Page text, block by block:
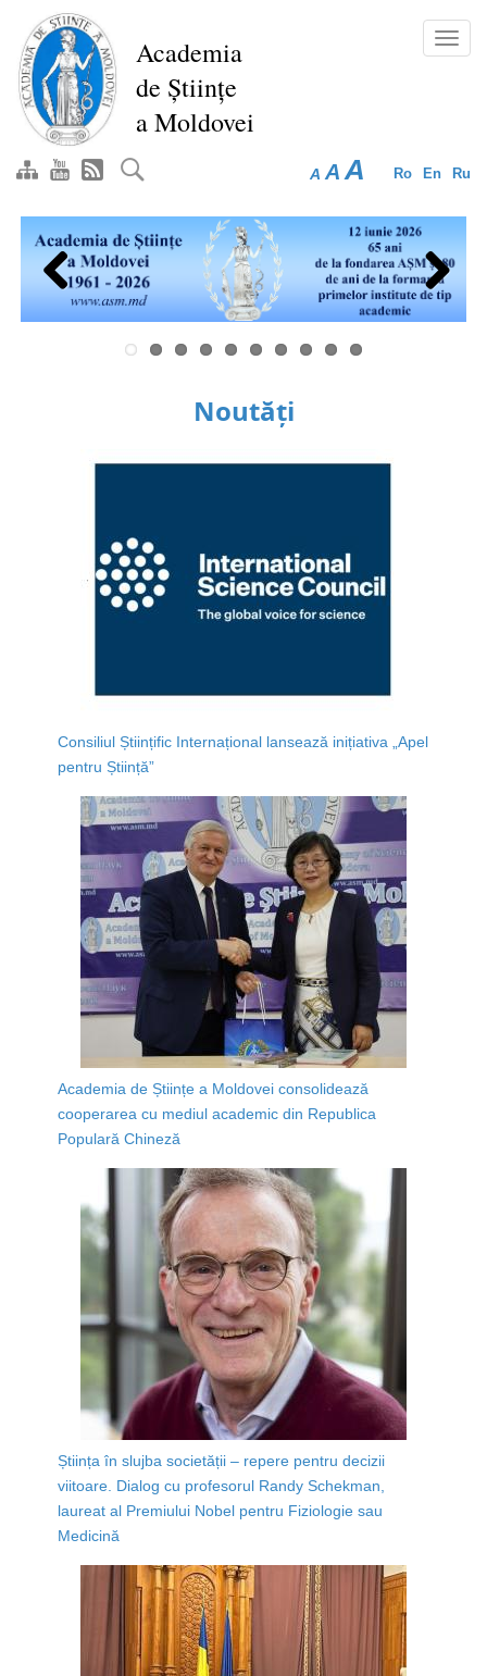
conţinutul
principal
Academia
de Științe
a Moldovei
Ro En Ru
A A A
Previous Next
Noutăți
Consiliul Științific Internațional lansează inițiativa „Apel
pentru Știință”
Academia de Științe a Moldovei consolidează
cooperarea cu mediul academic din Republica
Populară Chineză
Știința în slujba societății – repere pentru decizii
viitoare. Dialog cu profesorul Randy Schekman,
laureat al Premiului Nobel pentru Fiziologie sau
Medicină